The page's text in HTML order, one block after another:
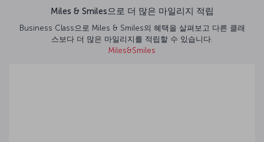
Miles & Smiles으로 더 많은 마일리지 적립
Business Class으로 Miles & Smiles의 혜택을 살펴보고 다른 클래
스보다 더 많은 마일리지를 적립할 수 있습니다.
Miles&Smiles